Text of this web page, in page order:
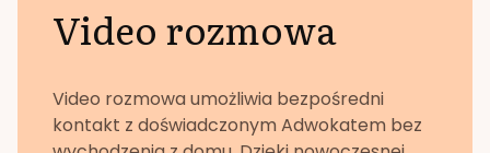
Video rozmowa
Video rozmowa umożliwia bezpośredni
kontakt z doświadczonym Adwokatem bez